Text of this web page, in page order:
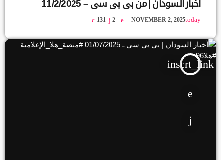
أخبار السودان | من بي بي سي – 11/2/2025
today
NOVEMBER 2, 2025
131 2
insert_link